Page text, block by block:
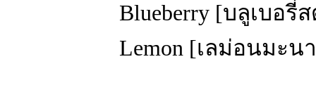
Blueberry [บลูเบอ
Lemon [เลม่อนมะ